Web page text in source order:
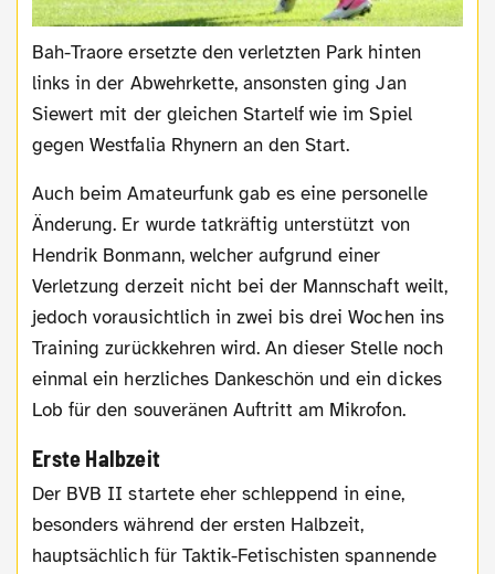
Bah-Traore ersetzte den verletzten Park hinten
links in der Abwehrkette, ansonsten ging Jan
Siewert mit der gleichen Startelf wie im Spiel
gegen Westfalia Rhynern an den Start.
Auch beim Amateurfunk gab es eine personelle
Änderung. Er wurde tatkräftig unterstützt von
Hendrik Bonmann, welcher aufgrund einer
Verletzung derzeit nicht bei der Mannschaft weilt,
jedoch vorausichtlich in zwei bis drei Wochen ins
Training zurückkehren wird. An dieser Stelle noch
einmal ein herzliches Dankeschön und ein dickes
Lob für den souveränen Auftritt am Mikrofon.
Erste Halbzeit
Der BVB II startete eher schleppend in eine,
besonders während der ersten Halbzeit,
hauptsächlich für Taktik-Fetischisten spannende